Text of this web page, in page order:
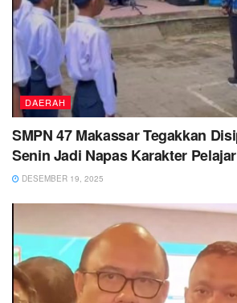
DAERAH
SMPN 47 Makassar Tegakkan
Senin Jadi Napas Karakter Pelajar
DESEMBER 19, 2025